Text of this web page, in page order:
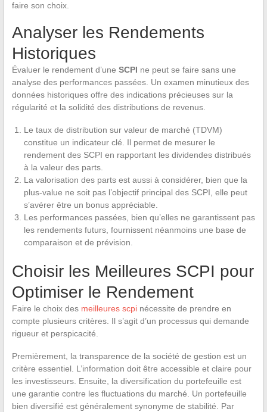
faire son choix.
Analyser les Rendements
Historiques
Évaluer le rendement d’une SCPI ne peut se faire sans une
analyse des performances passées. Un examen minutieux des
données historiques offre des indications précieuses sur la
régularité et la solidité des distributions de revenus.
Le taux de distribution sur valeur de marché (TDVM)
constitue un indicateur clé. Il permet de mesurer le
rendement des SCPI en rapportant les dividendes distribués
à la valeur des parts.
La valorisation des parts est aussi à considérer, bien que la
plus-value ne soit pas l’objectif principal des SCPI, elle peut
s’avérer être un bonus appréciable.
Les performances passées, bien qu’elles ne garantissent pas
les rendements futurs, fournissent néanmoins une base de
comparaison et de prévision.
Choisir les Meilleures SCPI pour
Optimiser le Rendement
Faire le choix des meilleures scpinécessite de prendre en
compte plusieurs critères. Il s’agit d’un processus qui demande
rigueur et perspicacité.
Premièrement, la transparence de la société de gestion est un
critère essentiel. L’information doit être accessible et claire pour
les investisseurs. Ensuite, la diversification du portefeuille est
une garantie contre les fluctuations du marché. Un portefeuille
bien diversifié est généralement synonyme de stabilité. Par